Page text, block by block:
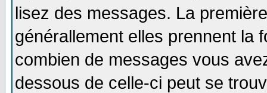
lisez des messages. La
générallement elles prennent la
combien de messages vous
dessous de celle-ci peut se